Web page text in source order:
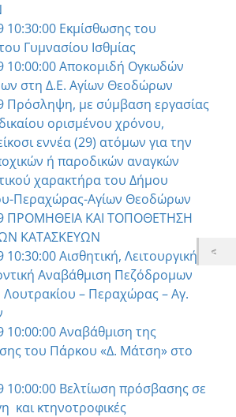
10:30:00 Εκμίσθωσης του
Γυμνασίου Ισθμίας
10:00:00 Αποκομιδή Ογκωδών
στη Δ.Ε. Αγίων Θεοδώρων
Πρόσληψη, με σύμβαση εργασίας
ορισμένου χρόνου,
εννέα (29) ατόμων για την
ή παροδικών αναγκών
χαρακτήρα του Δήμου
Περαχώρας-Αγίων Θεοδώρων
ΠΡΟΜΗΘΕΙΑ ΚΑΙ ΤΟΠΟΘΕΤΗΣΗ
ΚΑΤΑΣΚΕΥΩΝ
Αισθητική, Λειτουργική,
Αναβάθμιση Πεζόδρομων
– Περαχώρας – Αγ.
10:00:00 Αναβάθμιση της
του Πάρκου «Δ. Μάτση» στο
10:00:00 Βελτίωση πρόσβασης σε
και κτηνοτροφικές